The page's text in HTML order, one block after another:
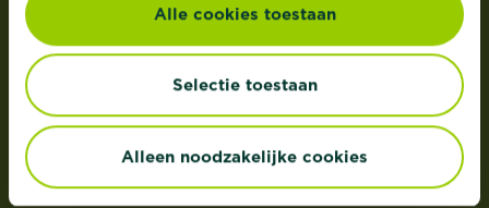
Alle cookies toestaan
Selectie toestaan
Alleen noodzakelijke cookies
Substral
Roundup
Je maandelijkse tuinkalender